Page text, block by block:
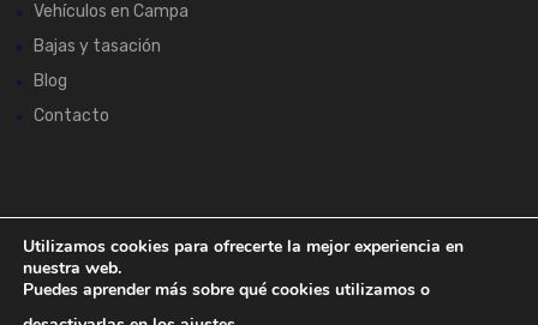
Utilizamos cookies para ofrecerte la mejor experiencia en
nuestra web.
Puedes aprender más sobre qué cookies utilizamos o
Vehículos en Campa
Bajas y tasación
Blog
Contacto
ACEPTAMOS: